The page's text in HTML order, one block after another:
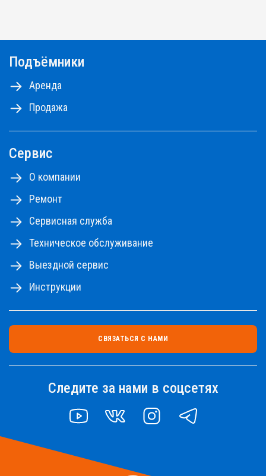
Самоходные ножничные подъемники с высотой
подъемники - до 48м.
ПРАЙС-ЛИСТ НА РЕМОНТНЫЕ РАБОТЫ
Подъёмники
Аренда
Продажа
Сервис
О компании
Ремонт
Сервисная служба
Техническое обслуживание
Выездной сервис
Инструкции
СВЯЗАТЬСЯ С НАМИ
Следите за нами в соцсетях
YOUTUBE VK INSTAGRAMTELEGRAM